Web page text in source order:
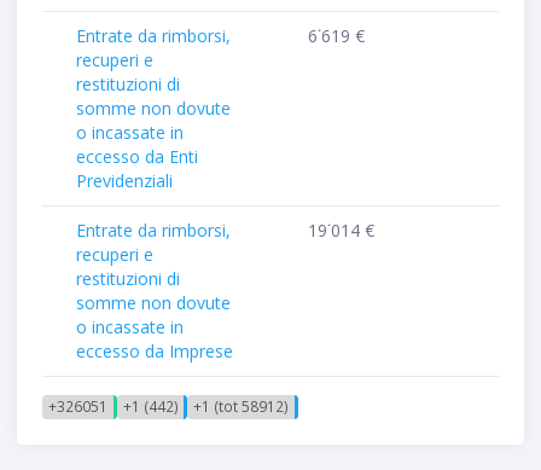
Entrate da rimborsi,
recuperi e
restituzioni di
somme non dovute
o incassate in
eccesso da Enti
Previdenziali
6˙619 €
Entrate da rimborsi,
recuperi e
restituzioni di
somme non dovute
o incassate in
eccesso da Imprese
19˙014 €
+326051 +1 (442) +1 (tot 58912)